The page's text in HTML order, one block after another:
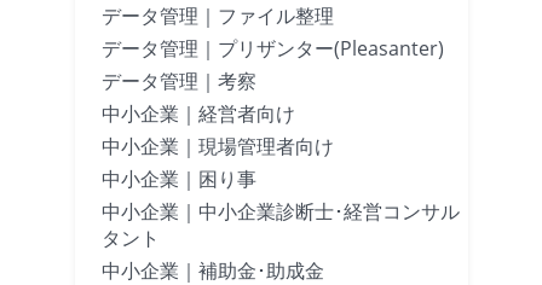
データ管理｜ファイル整理
データ管理｜プリザンター(Pleasanter)
データ管理｜考察
中小企業｜経営者向け
中小企業｜現場管理者向け
中小企業｜困り事
中小企業｜中小企業診断士･経営コンサル
タント
中小企業｜補助金･助成金